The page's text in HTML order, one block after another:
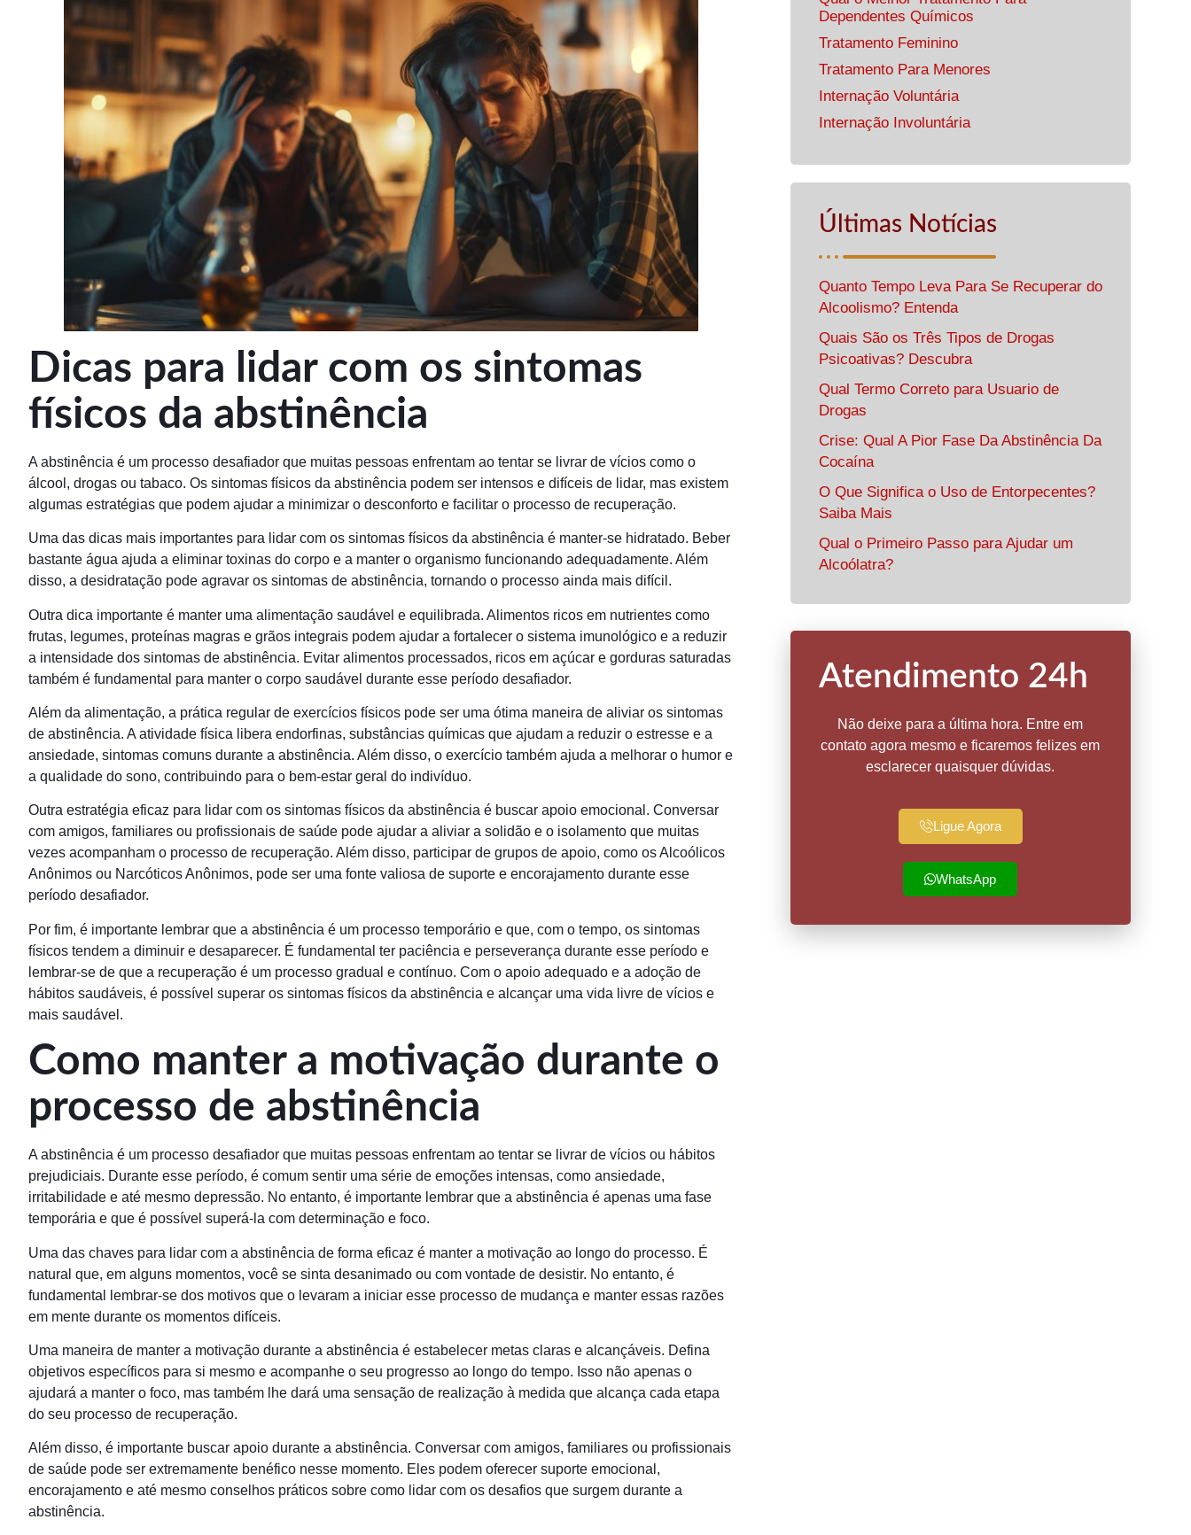
Dicas para lidar com os sintomas
físicos da abstinência
A abstinência é um processo desafiador que muitas pessoas enfrentam ao tentar se livrar de vícios como o
álcool, drogas ou tabaco. Os sintomas físicos da abstinência podem ser intensos e difíceis de lidar, mas existem
algumas estratégias que podem ajudar a minimizar o desconforto e facilitar o processo de recuperação.
Uma das dicas mais importantes para lidar com os sintomas físicos da abstinência é manter-se hidratado. Beber
bastante água ajuda a eliminar toxinas do corpo e a manter o organismo funcionando adequadamente. Além
disso, a desidratação pode agravar os sintomas de abstinência, tornando o processo ainda mais difícil.
Outra dica importante é manter uma alimentação saudável e equilibrada. Alimentos ricos em nutrientes como
frutas, legumes, proteínas magras e grãos integrais podem ajudar a fortalecer o sistema imunológico e a reduzir
a intensidade dos sintomas de abstinência. Evitar alimentos processados, ricos em açúcar e gorduras saturadas
também é fundamental para manter o corpo saudável durante esse período desafiador.
Além da alimentação, a prática regular de exercícios físicos pode ser uma ótima maneira de aliviar os sintomas
de abstinência. A atividade física libera endorfinas, substâncias químicas que ajudam a reduzir o estresse e a
ansiedade, sintomas comuns durante a abstinência. Além disso, o exercício também ajuda a melhorar o humor e
a qualidade do sono, contribuindo para o bem-estar geral do indivíduo.
Outra estratégia eficaz para lidar com os sintomas físicos da abstinência é buscar apoio emocional. Conversar
com amigos, familiares ou profissionais de saúde pode ajudar a aliviar a solidão e o isolamento que muitas
vezes acompanham o processo de recuperação. Além disso, participar de grupos de apoio, como os Alcoólicos
Anônimos ou Narcóticos Anônimos, pode ser uma fonte valiosa de suporte e encorajamento durante esse
período desafiador.
Por fim, é importante lembrar que a abstinência é um processo temporário e que, com o tempo, os sintomas
físicos tendem a diminuir e desaparecer. É fundamental ter paciência e perseverança durante esse período e
lembrar-se de que a recuperação é um processo gradual e contínuo. Com o apoio adequado e a adoção de
hábitos saudáveis, é possível superar os sintomas físicos da abstinência e alcançar uma vida livre de vícios e
mais saudável.
Como manter a motivação durante o
processo de abstinência
A abstinência é um processo desafiador que muitas pessoas enfrentam ao tentar se livrar de vícios ou hábitos
prejudiciais. Durante esse período, é comum sentir uma série de emoções intensas, como ansiedade,
irritabilidade e até mesmo depressão. No entanto, é importante lembrar que a abstinência é apenas uma fase
temporária e que é possível superá-la com determinação e foco.
Uma das chaves para lidar com a abstinência de forma eficaz é manter a motivação ao longo do processo. É
natural que, em alguns momentos, você se sinta desanimado ou com vontade de desistir. No entanto, é
fundamental lembrar-se dos motivos que o levaram a iniciar esse processo de mudança e manter essas razões
em mente durante os momentos difíceis.
Uma maneira de manter a motivação durante a abstinência é estabelecer metas claras e alcançáveis. Defina
objetivos específicos para si mesmo e acompanhe o seu progresso ao longo do tempo. Isso não apenas o
ajudará a manter o foco, mas também lhe dará uma sensação de realização à medida que alcança cada etapa
do seu processo de recuperação.
Além disso, é importante buscar apoio durante a abstinência. Conversar com amigos, familiares ou profissionais
de saúde pode ser extremamente benéfico nesse momento. Eles podem oferecer suporte emocional,
encorajamento e até mesmo conselhos práticos sobre como lidar com os desafios que surgem durante a
abstinência.
Dependentes Químicos
Tratamento Feminino
Tratamento Para Menores
Internação Voluntária
Internação Involuntária
Últimas Notícias
Quanto Tempo Leva Para Se Recuperar do
Alcoolismo? Entenda
Quais São os Três Tipos de Drogas
Psicoativas? Descubra
Qual Termo Correto para Usuario de
Drogas
Crise: Qual A Pior Fase Da Abstinência Da
Cocaína
O Que Significa o Uso de Entorpecentes?
Saiba Mais
Qual o Primeiro Passo para Ajudar um
Alcoólatra?
Atendimento 24h
Não deixe para a última hora. Entre em
contato agora mesmo e ficaremos felizes em
esclarecer quaisquer dúvidas.
Ligue Agora
WhatsApp